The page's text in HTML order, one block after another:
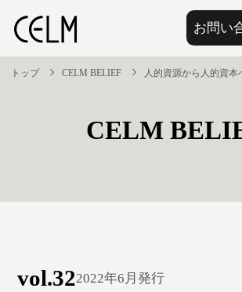
お問い
トップ CELM BELIEF 人的資源から人的資本
CELM
vol.322022年6月発行